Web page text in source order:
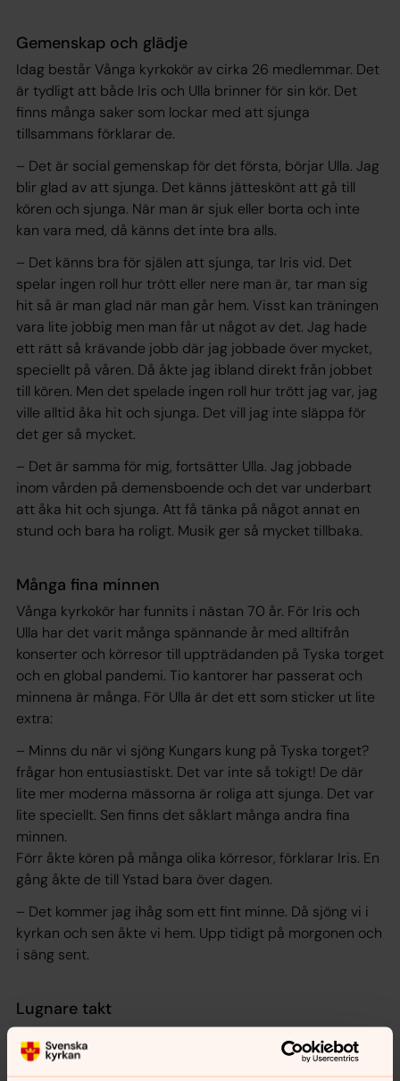
Gemenskap och glädje
Idag består Vånga kyrkokör av cirka 26 medlemmar. Det
är tydligt att både Iris och Ulla brinner för sin kör. Det
finns många saker som lockar med att sjunga
tillsammans förklarar de.
– Det är social gemenskap för det första, börjar Ulla. Jag
blir glad av att sjunga. Det känns jätteskönt att gå till
kören och sjunga. När man är sjuk eller borta och inte
kan vara med, då känns det inte bra alls.
– Det känns bra för själen att sjunga, tar Iris vid. Det
spelar ingen roll hur trött eller nere man är, tar man sig
hit så är man glad när man går hem. Visst kan träningen
vara lite jobbig men man får ut något av det. Jag hade
ett rätt så krävande jobb där jag jobbade över mycket,
speciellt på våren. Då åkte jag ibland direkt från jobbet
till kören. Men det spelade ingen roll hur trött jag var, jag
ville alltid åka hit och sjunga. Det vill jag inte släppa för
det ger så mycket.
– Det är samma för mig, fortsätter Ulla. Jag jobbade
inom vården på demensboende och det var underbart
att åka hit och sjunga. Att få tänka på något annat en
stund och bara ha roligt. Musik ger så mycket tillbaka.
Många fina minnen
Vånga kyrkokör har funnits i nästan 70 år. För Iris och
Ulla har det varit många spännande år med alltifrån
konserter och körresor till uppträdanden på Tyska torget
och en global pandemi. Tio kantorer har passerat och
minnena är många. För Ulla är det ett som sticker ut lite
extra:
– Minns du när vi sjöng Kungars kung på Tyska torget?
frågar hon entusiastiskt. Det var inte så tokigt! De där
lite mer moderna mässorna är roliga att sjunga. Det var
lite speciellt. Sen finns det såklart många andra fina
minnen.
Förr åkte kören på många olika körresor, förklarar Iris. En
gång åkte de till Ystad bara över dagen.
– Det kommer jag ihåg som ett fint minne. Då sjöng vi i
kyrkan och sen åkte vi hem. Upp tidigt på morgonen och
i säng sent.
Lugnare takt
sjöng de på många fler söndagar än de gör idag,